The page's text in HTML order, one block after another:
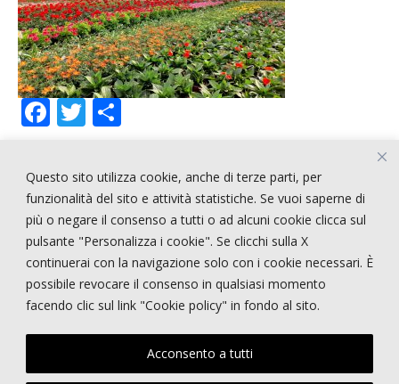
Questo sito utilizza cookie, anche di terze parti, per
funzionalità del sito e attività statistiche. Se vuoi saperne di
più o negare il consenso a tutti o ad alcuni cookie clicca sul
pulsante "Personalizza i cookie". Se clicchi sulla X
continuerai con la navigazione solo con i cookie necessari. È
possibile revocare il consenso in qualsiasi momento
facendo clic sul link "Cookie policy" in fondo al sito.
Acconsento a tutti
F
e
b
o
o
k
T
itt
er
n
di
vi
di
ARTICOLI RECENTI
!!!!! CERCASI PERSONALE !!!!
STRANGE STYLE
NEPENTHES
PRIMI PIANI